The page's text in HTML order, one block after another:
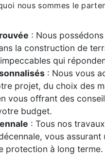
nous sommes le
: Nous
la construction de
qui
: Nous vous
projet, du choix des
vous offrant des
budget.
: Tous nos
vous assurant
protection à long terme.